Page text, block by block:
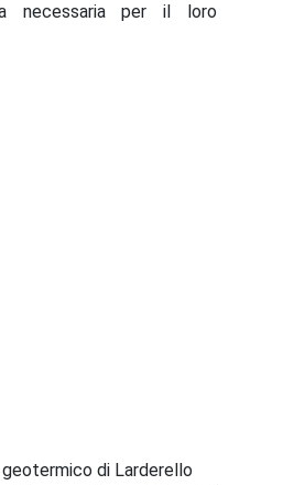
necessaria per il loro
di Larderello